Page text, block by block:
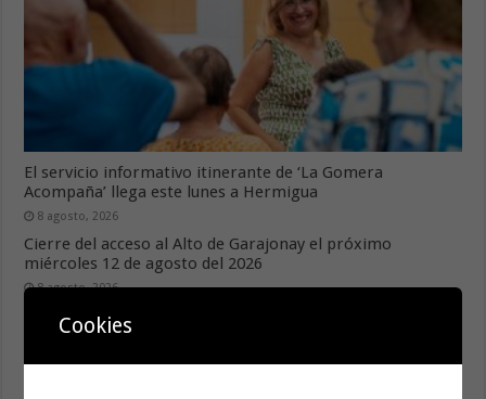
El servicio informativo itinerante de ‘La Gomera
Acompaña’ llega este lunes a Hermigua
8 agosto, 2026
Cierre del acceso al Alto de Garajonay el próximo
miércoles 12 de agosto del 2026
8 agosto, 2026
Cookies